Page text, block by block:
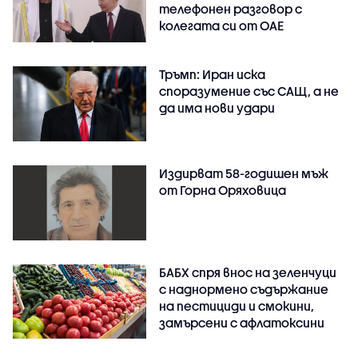
телефонен разговор с
колегата си от ОАЕ
Тръмп: Иран иска
споразумение със САЩ, а не
да има нови удари
Издирват 58-годишен мъж
от Горна Оряховица
БАБХ спря внос на зеленчуци
с наднормено съдържание
на пестициди и смокини,
замърсени с афлатоксини